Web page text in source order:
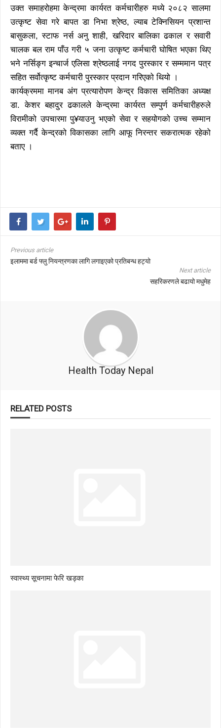
उक्त समाहरोहमा केन्द्रमा कार्यरत कर्मचारीहरु मध्ये २०८२ सालमा
उत्कृष्ट सेवा गरे बापत डा निभा श्रेष्ठ, ल्याब टेक्निसियन प्रशान्त
बासुकला, स्टाफ नर्स अनु शाही, खरिदार बालिका ढकाल र सवारी
चालक बल राम पाँउ गरी ५ जना उत्कृष्ट कर्मचारी घोषित भएका थिए
भने नर्सिङ्ग इन्चार्ज एलिसा श्रेष्ठलाई नगद पुरस्कार र सम्ममान पत्र
सहित सर्वोत्कृष्ट कर्मचारी पुरस्कार प्रदान गरिएको थियो ।
कार्यक्रममा मानब अंग प्रत्यारोपण केन्द्र विकास समितिका अध्यक्ष
डा. केशर बहादुर ढकालले केन्द्रमा कार्यरत सम्पुर्ण कर्मचारीहरुले
विरामीको उपचारमा पु¥याउनु भएको सेवा र सहयोगको उच्च सम्मान
व्यक्त गर्दै केन्द्रको विकासका लागि आफू निरन्तर सकरात्मक रहेको
बताए ।
Previous article
इलाममा बर्ड फ्लु नियन्त्रणका लागि लगाइएको प्रतिबन्ध हट्यो
Next article
सहरिकरणले बढायो मधुमेह
Health Today Nepal
RELATED POSTS
स्वास्थ्य सूचनामा फेरि खड्का